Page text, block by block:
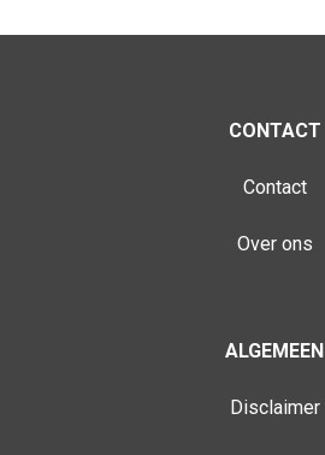
CONTACT
Contact
Over ons
ALGEMEEN
Disclaimer